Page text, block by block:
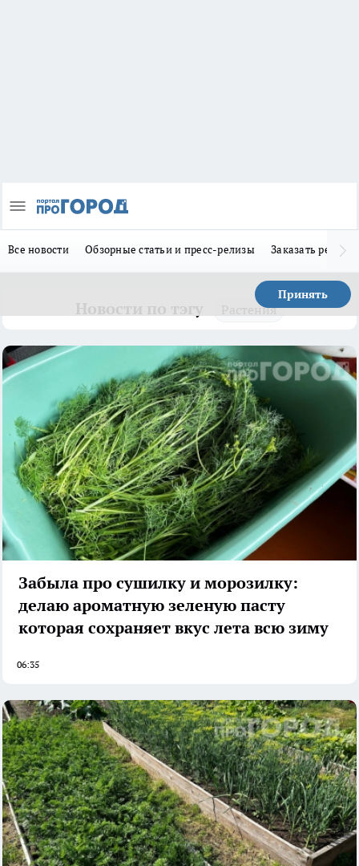
Все новости Обзорные статьи и пресс-релизы Заказать
Принять
Растения
Забыла про сушилку и морозилку:
делаю ароматную зеленую пасту
которая сохраняет вкус лета всю зиму
06:35